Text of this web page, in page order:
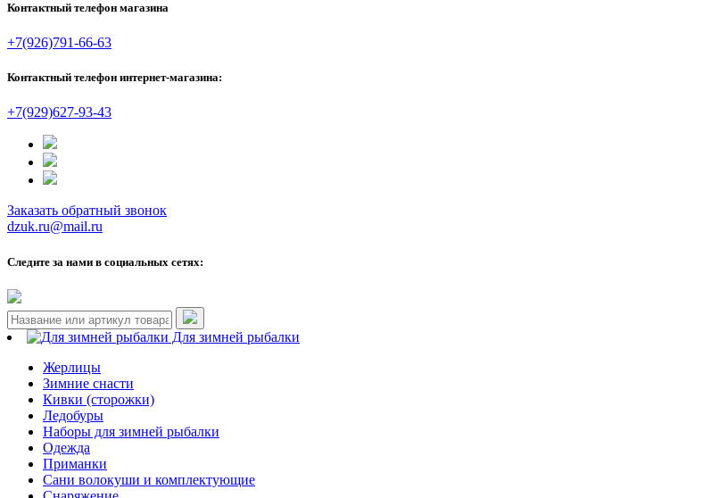
Контактный телефон магазина
+7(926)791-66-63
Контактный телефон интернет-магазина:
+7(929)627-93-43
Заказать обратный звонок
dzuk.ru@mail.ru
Следите за нами в социальных сетях:
Для зимней рыбалки
Жерлицы
Зимние снасти
Кивки (сторожки)
Ледобуры
Наборы для зимней рыбалки
Одежда
Приманки
Сани волокуши и комплектующие